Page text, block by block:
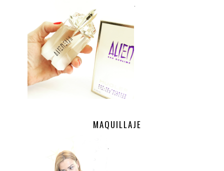
.
MAQUILLAJE
.